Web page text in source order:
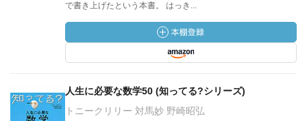
で書き上げたという本書。 はっき...
人生に必要な数学50 (知ってる?シリーズ)
トニークリリー 対馬妙 野崎昭弘